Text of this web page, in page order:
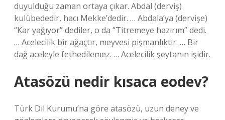
duyulduğu zaman ortaya çıkar. Abdal (derviş)
kulübededir, hacı Mekke’dedir. … Abdala’ya (dervişe)
“Kar yağıyor” dediler, o da “Titremeye hazırım” dedi.
… Acelecilik bir ağaçtır, meyvesi pişmanlıktır. … Bir
dağ aceleyle fethedilemez. … Acelecilik şeytanın işidir.
Atasözü nedir kısaca eodev?
Türk Dil Kurumu’na göre atasözü, uzun deney ve